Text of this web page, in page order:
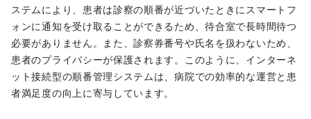
ステムにより、患者は診察の順番が近づいたときにスマートフ
ォンに通知を受け取ることができるため、待合室で長時間待つ
必要がありません。また、診察券番号や氏名を扱わないため、
患者のプライバシーが保護されます。このように、インターネ
ット接続型の順番管理システムは、病院での効率的な運営と患
者満足度の向上に寄与しています。